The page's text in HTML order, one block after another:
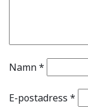
Namn*
E-postadress *